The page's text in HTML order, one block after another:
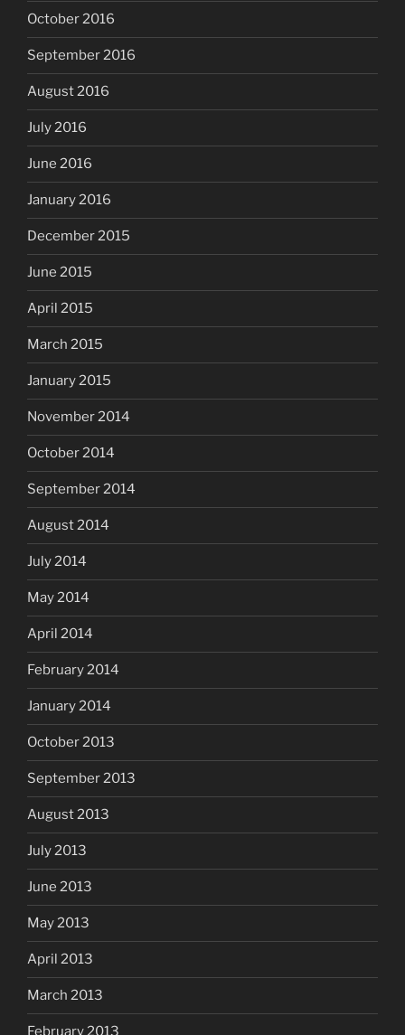
October 2016
September 2016
August 2016
July 2016
June 2016
January 2016
December 2015
June 2015
April 2015
March 2015
January 2015
November 2014
October 2014
September 2014
August 2014
July 2014
May 2014
April 2014
February 2014
January 2014
October 2013
September 2013
August 2013
July 2013
June 2013
May 2013
April 2013
March 2013
February 2013